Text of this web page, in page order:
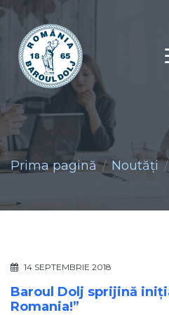
Prima pagină Noutăţi
14 SEPTEMBRIE 2018
Baroul Dolj sprijină
Romania!”